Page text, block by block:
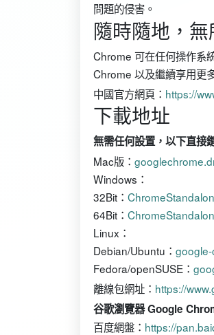
問題的侵害。
隨時隨地，
Chrome 可在任何操作系
Chrome 以及繼續享用更
中國官方網頁： https://
下載地址
無需任何設置，以下直接
Mac版：
Windows：
32Bit：
64Bit：
Linux：
Debian/Ubuntu：
Fedora/openSUSE：
離線包網址： https://
谷歌瀏覽器 Google
百度網盤： https://